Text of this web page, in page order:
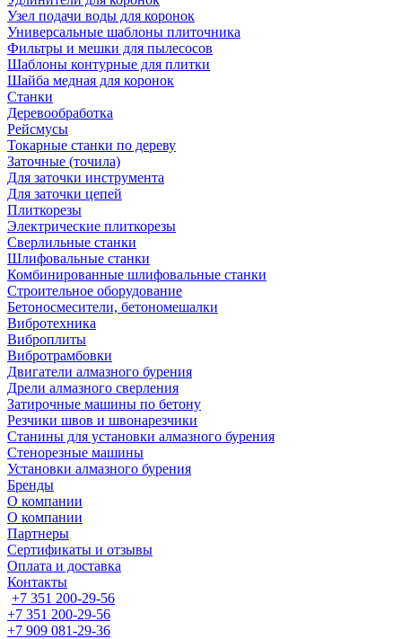
Узел подачи воды для коронок
Универсальные шаблоны плиточника
Фильтры и мешки для пылесосов
Шаблоны контурные для плитки
Шайба медная для коронок
Станки
Деревообработка
Рейсмусы
Токарные станки по дереву
Заточные (точила)
Для заточки инструмента
Для заточки цепей
Плиткорезы
Электрические плиткорезы
Сверлильные станки
Шлифовальные станки
Комбинированные шлифовальные станки
Строительное оборудование
Бетоносмесители, бетономешалки
Вибротехника
Виброплиты
Вибротрамбовки
Двигатели алмазного бурения
Дрели алмазного сверления
Затирочные машины по бетону
Резчики швов и швонарезчики
Станины для установки алмазного бурения
Стенорезные машины
Установки алмазного бурения
Бренды
О компании
О компании
Партнеры
Cертификаты и отзывы
Оплата и доставка
Контакты
+7 351 200-29-56
+7 351 200-29-56
+7 909 081-29-36